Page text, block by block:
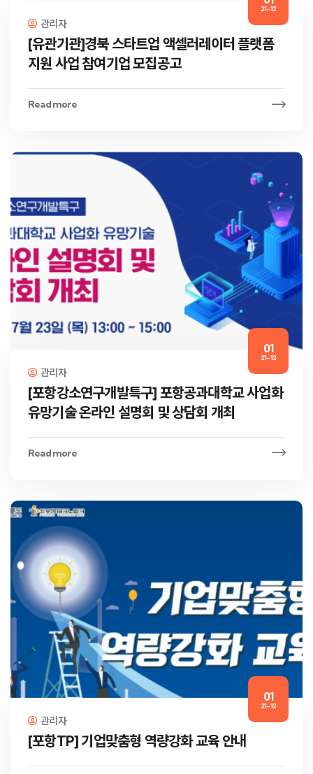
21-12
관리자
[유관기관]경북 스타트업 액셀러레이터 플랫폼
지원 사업 참여기업 모집공고
Read more
01
21-12
관리자
[포항강소연구개발특구] 포항공과대학교 사업화
유망기술 온라인 설명회 및 상담회 개최
Read more
01
21-12
관리자
[포항TP] 기업맞춤형 역량강화 교육 안내